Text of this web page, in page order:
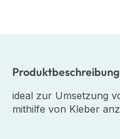
Produktbeschreibung
ideal zur Umsetzung
mithilfe von Kleber